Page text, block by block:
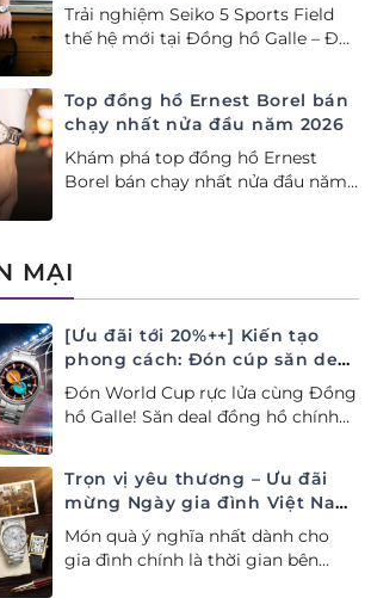
Trải nghiệm Seiko 5 Sports Field
thế hệ mới tại Đồng hồ Galle – Đại
Top đồng hồ Ernest Borel bán
chạy nhất nửa đầu năm 2026
Khám phá top đồng hồ Ernest
Borel bán chạy nhất nửa đầu năm
MẠI
[Ưu đãi tới 20%++] Kiến tạo
phong cách: Đón cúp săn deal
– Siêu ưu đãi đồng hành cùng
World Cup
Đón World Cup rực lửa cùng Đồng
hồ Galle! Săn deal đồng hồ chính
Trọn vị yêu thương – Ưu đãi
mừng Ngày gia đình Việt Nam
28/06
Món quà ý nghĩa nhất dành cho
gia đình chính là thời gian bên